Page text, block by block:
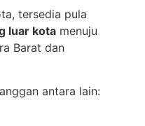
tersedia pula
luar kota menuju
Barat dan
antara lain: